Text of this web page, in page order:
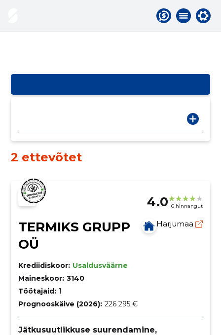
2 ettevõtet
4.0 6 hinnangut
TERMIKS GRUPP
OÜ
Harjumaa
Krediidiskoor: Usaldusväärne
Maineskoor: 3140
Töötajaid: 1
Prognooskäive (2026): 226 295 €
Jätkusuutlikkuse suurendamine,